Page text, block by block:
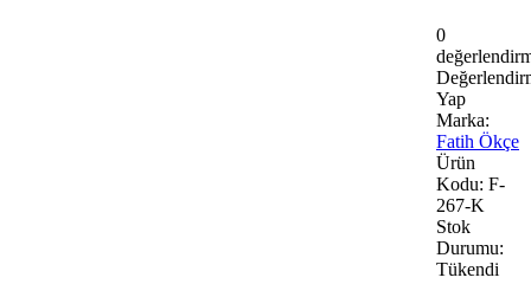
0
Yap
Marka:
Fatih Ökçe
Ürün
Kodu: F-
267-K
Stok
Durumu:
Tükendi